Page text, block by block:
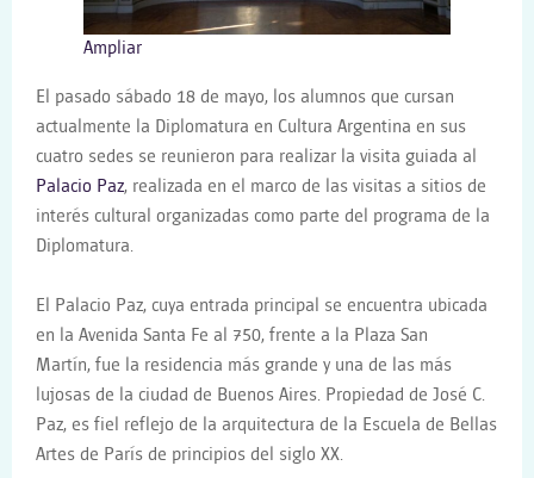
Ampliar
El pasado sábado 18 de mayo, los alumnos que cursan
actualmente la Diplomatura en Cultura Argentina en sus
cuatro sedes se reunieron para realizar la visita guiada al
Palacio Paz, realizada en el marco de las visitas a sitios de
interés cultural organizadas como parte del programa de la
Diplomatura.
El Palacio Paz, cuya entrada principal se encuentra ubicada
en la Avenida Santa Fe al 750, frente a la Plaza San
Martín, fue la residencia más grande y una de las más
lujosas de la ciudad de Buenos Aires. Propiedad de José C.
Paz, es fiel reflejo de la arquitectura de la Escuela de Bellas
Artes de París de principios del siglo XX.